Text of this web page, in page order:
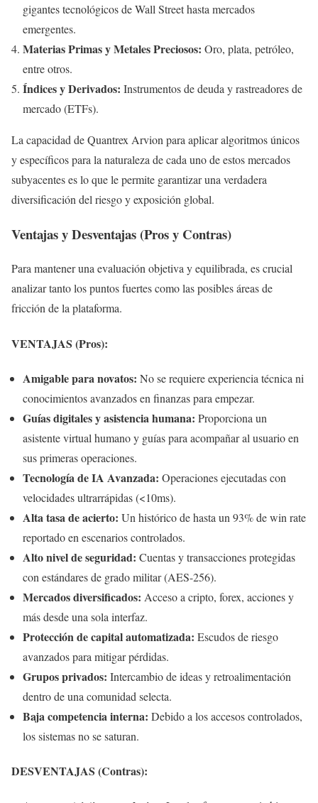
gigantes tecnológicos de Wall Street hasta mercados
emergentes.
Materias Primas y Metales Preciosos: Oro, plata, petróleo,
entre otros.
Índices y Derivados: Instrumentos de deuda y rastreadores de
mercado (ETFs).
La capacidad de Quantrex Arvion para aplicar algoritmos únicos
y específicos para la naturaleza de cada uno de estos mercados
subyacentes es lo que le permite garantizar una verdadera
diversificación del riesgo y exposición global.
Ventajas y Desventajas (Pros y Contras)
Para mantener una evaluación objetiva y equilibrada, es crucial
analizar tanto los puntos fuertes como las posibles áreas de
fricción de la plataforma.
VENTAJAS (Pros):
Amigable para novatos: No se requiere experiencia técnica ni
conocimientos avanzados en finanzas para empezar.
Guías digitales y asistencia humana: Proporciona un
asistente virtual humano y guías para acompañar al usuario en
sus primeras operaciones.
Tecnología de IA Avanzada: Operaciones ejecutadas con
velocidades ultrarrápidas (<10ms).
Alta tasa de acierto: Un histórico de hasta un 93% de win rate
reportado en escenarios controlados.
Alto nivel de seguridad: Cuentas y transacciones protegidas
con estándares de grado militar (AES-256).
Mercados diversificados: Acceso a cripto, forex, acciones y
más desde una sola interfaz.
Protección de capital automatizada: Escudos de riesgo
avanzados para mitigar pérdidas.
Grupos privados: Intercambio de ideas y retroalimentación
dentro de una comunidad selecta.
Baja competencia interna: Debido a los accesos controlados,
los sistemas no se saturan.
DESVENTAJAS (Contras):